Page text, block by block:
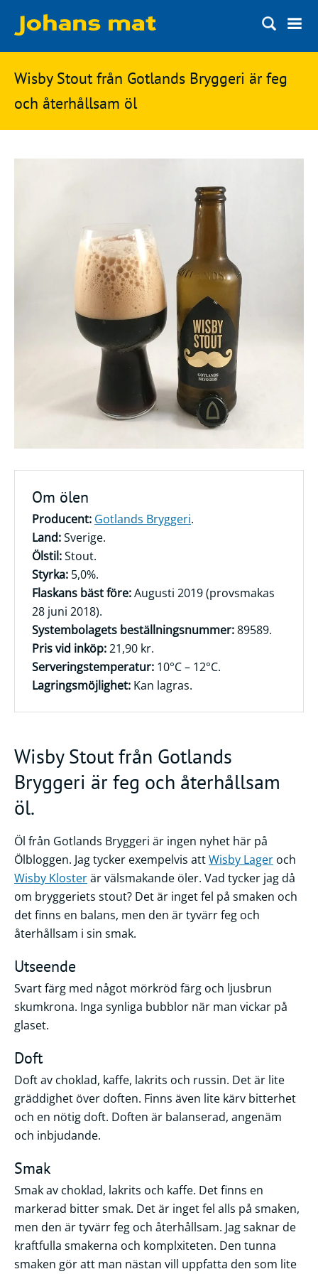
Matbloggen
Innertemperaturer
Ingredienser
Matsnack
Bryggerier
Sök
på
Johans
mat
Wisby Stout från Gotlands Bryggeri är feg
och återhållsam öl
Om ölen
Producent: Gotlands Bryggeri.
Land:Sverige.
Ölstil:Stout.
Styrka: 5,0%.
Flaskans bäst före:Augusti 2019 (provsmakas
28 juni 2018).
Systembolagets beställningsnummer:89589.
Pris vid inköp:21,90 kr.
Serveringstemperatur: 10°C – 12°C.
Lagringsmöjlighet: Kan lagras.
Wisby Stout från Gotlands
Bryggeri är feg och återhållsam
öl.
Öl från Gotlands Bryggeri är ingen nyhet här på
Ölbloggen. Jag tycker exempelvis attWisby Lager och
Wisby Klosterär välsmakande öler. Vad tycker jag då
om bryggeriets stout? Det är inget fel på smaken och
det finns en balans, men den är tyvärr feg och
återhållsam i sin smak.
Utseende
Svart färg med något mörkröd färg och ljusbrun
skumkrona. Inga synliga bubblor när man vickar på
glaset.
Doft
Doft av choklad, kaffe, lakrits och russin. Det är lite
gräddighet över doften. Finns även lite kärv bitterhet
och en nötig doft. Doften är balanserad, angenäm
och inbjudande.
Smak
Smak av choklad, lakrits och kaffe. Det finns en
markerad bitter smak. Det är inget fel alls på smaken,
men den är tyvärr feg och återhållsam. Jag saknar de
kraftfulla smakerna och komplxiteten. Den tunna
smaken gör att man nästan vill uppfatta den som lite